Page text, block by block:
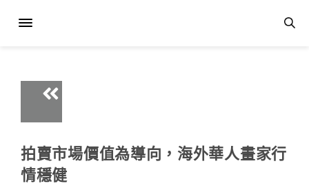
拍賣市場價值為導向，海外華人畫家行
情穩健